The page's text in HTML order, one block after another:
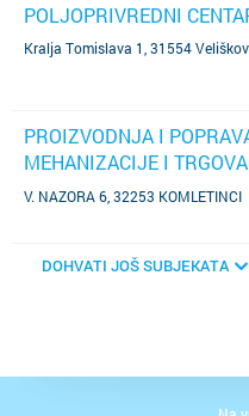
POLJOPRIVREDNI
Kralja Tomislava 1, 31554
PROIZVODNJA I
MEHANIZACIJE I
"KOLARIĆ", VL. PERO
V. NAZORA 6, 32253 KOMLETINCI
DOHVATI JOŠ SUBJEKATA